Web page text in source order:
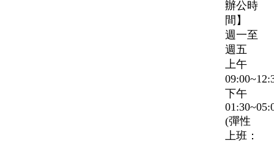
辦公時
間】
週一至
週五
上午
下午
(彈性
上班：